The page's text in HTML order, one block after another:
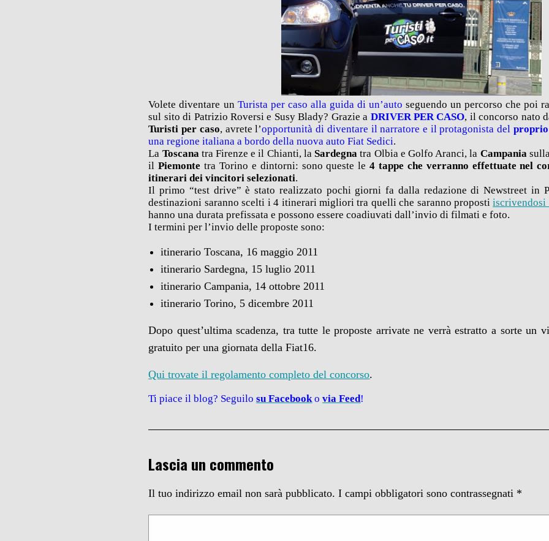
Volete diventare un Turista per caso alla guida di un’auto seguendo un percorso che poi
sul sito di Patrizio Roversi e Susy Blady? Grazie a DRIVER PER CASO, il concorso nato
Turisti per caso, avrete l’opportunità di diventare il narratore e il protagonista del
una regione italiana a bordo della nuova auto Fiat Sedici.
La Toscana tra Firenze e il Chianti, la Sardegnatra Olbia e Golfo Aranci, la Campania
ilPiemontetra Torino e dintorni: sono queste le4 tappe che verranno effettuate nel
itinerari dei vincitori selezionati.
Il primo “test drive” è stato realizzato pochi giorni fa dalla redazione di Newstreet in
destinazioni saranno scelti i 4 itinerari migliori tra quelli che saranno propostiiscrivendosi
hanno una durata prefissata e possono essere coadiuvati dall’invio di filmati e foto.
I termini per l’invio delle proposte sono:
itinerario Toscana, 16 maggio 2011
itinerario Sardegna, 15 luglio 2011
itinerario Campania, 14 ottobre 2011
itinerario Torino, 5 dicembre 2011
Dopo quest’ultima scadenza, tra tutte le proposte arrivate ne verrà estratto a sorte un
gratuito per una giornata della Fiat16.
Qui trovate il regolamento completo del concorso.
Ti piace il blog? Seguilo su Facebook oviaFeed!
Lascia un commento
Il tuo indirizzo email non sarà pubblicato. I campi obbligatori sono contrassegnati *